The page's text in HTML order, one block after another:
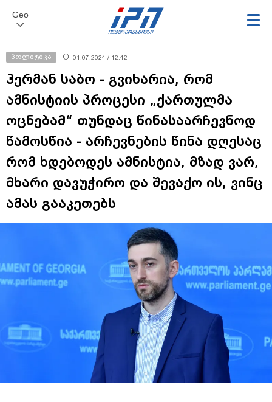
Geo
პოლიტიკა 01.07.2024 / 12:42
ჰერმან საბო - გვიხარია, რომ
ამნისტიის პროცესი „ქართულმა
ოცნებამ“ თუნდაც წინასაარჩევნოდ
წამოსწია - არჩევნების წინა დღესაც
რომ ხდებოდეს ამნისტია, მზად ვარ,
მხარი დავუჭირო და შევაქო ის, ვინც
ამას გააკეთებს